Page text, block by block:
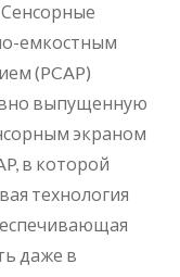
емкостным
(PCAP)
выпущенную
экраном
в которой
технология
даже в